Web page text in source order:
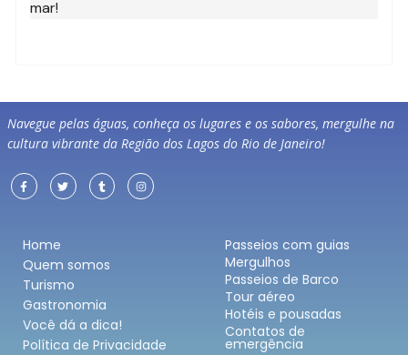
mar!
Navegue pelas águas, conheça os lugares e os sabores, mergulhe na
cultura vibrante da Região dos Lagos do Rio de Janeiro!
Home
Quem somos
Turismo
Gastronomia
Você dá a dica!
Política de Privacidade
Passeios com guias
Mergulhos
Passeios de Barco
Tour aéreo
Hotéis e pousadas
Contatos de
emergência